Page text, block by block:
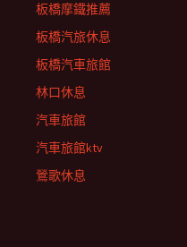
板橋摩鐵推薦
板橋汽旅休息
板橋汽車旅館
林口休息
汽車旅館
汽車旅館ktv
鶯歌休息